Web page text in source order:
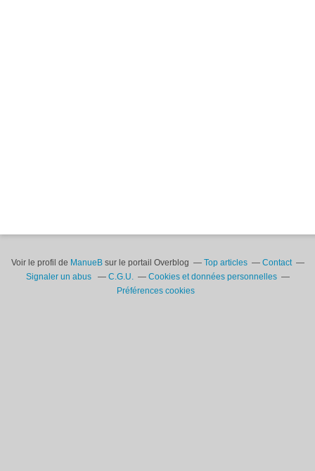
Voir le profil de ManueBsur le portail Overblog Top articles
Contact
Signaler un abus
C.G.U.
Cookies et données personnelles
Préférences cookies